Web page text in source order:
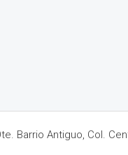
Barrio Antiguo, Col.